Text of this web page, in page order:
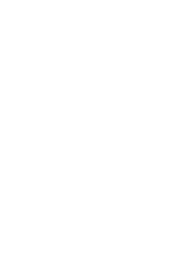
Aubagne